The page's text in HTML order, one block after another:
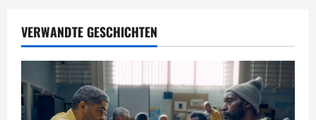
a
g
s
VERWANDTE GESCHICHTEN